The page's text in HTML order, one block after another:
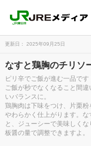
更新日： 2025年09月25日
なすと鶏胸のチリソ
ピリ辛でご飯が進む一品で
ご飯が秒でなくなること間
いバランスに。
鶏胸肉は下味をつけ、片栗粉
やわらかく仕上がります。
と、ジューシーで美味しく
板醤の量で調整できますよ。